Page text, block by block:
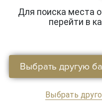
Для поиска места
перейти в
Выбрать другую
Выбрать